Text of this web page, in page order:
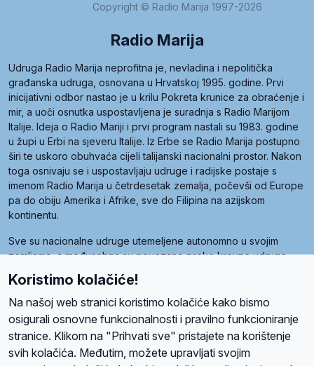
Copyright © Radio Marija 1997-2026
Radio Marija
Udruga Radio Marija neprofitna je, nevladina i nepolitička
građanska udruga, osnovana u Hrvatskoj 1995. godine. Prvi
inicijativni odbor nastao je u krilu Pokreta krunice za obraćenje i
mir, a uoči osnutka uspostavljena je suradnja s Radio Marijom
Italije. Ideja o Radio Mariji i prvi program nastali su 1983. godine
u župi u Erbi na sjeveru Italije. Iz Erbe se Radio Marija postupno
širi te uskoro obuhvaća cijeli talijanski nacionalni prostor. Nakon
toga osnivaju se i uspostavljaju udruge i radijske postaje s
imenom Radio Marija u četrdesetak zemalja, počevši od Europe
pa do obiju Amerika i Afrike, sve do Filipina na azijskom
kontinentu.
Sve su nacionalne udruge utemeljene autonomno u svojim
zemljama, a međusobna su povezane preko krovne udruge
Radio Maria). Svjetsku obitelj utemeljilo je sedam članica, među
kojima je i hrvatska Udruga Radio Marija.
Koristimo kolačiće!
Na našoj web stranici koristimo kolačiće kako bismo
osigurali osnovne funkcionalnosti i pravilno funkcioniranje
stranice. Klikom na "Prihvati sve" pristajete na korištenje
svih kolačića. Međutim, možete upravljati svojim